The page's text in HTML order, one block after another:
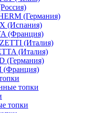
(Германия)
(Испания)
(Франция)
(Италия)
(Италия)
(Германия)
(Франция)
топки
топки